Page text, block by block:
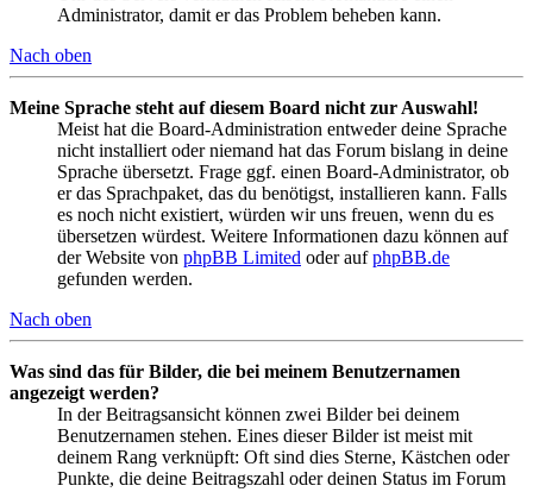
Administrator, damit er das Problem beheben kann.
Nach oben
Meine Sprache steht auf diesem Board nicht zur Auswahl!
Meist hat die Board-Administration entweder deine Sprache
nicht installiert oder niemand hat das Forum bislang in deine
Sprache übersetzt. Frage ggf. einen Board-Administrator, ob
er das Sprachpaket, das du benötigst, installieren kann. Falls
es noch nicht existiert, würden wir uns freuen, wenn du es
übersetzen würdest. Weitere Informationen dazu können auf
der Website von phpBB Limited oder aufphpBB.de
gefunden werden.
Nach oben
Was sind das für Bilder, die bei meinem Benutzernamen
angezeigt werden?
In der Beitragsansicht können zwei Bilder bei deinem
Benutzernamen stehen. Eines dieser Bilder ist meist mit
deinem Rang verknüpft: Oft sind dies Sterne, Kästchen oder
Punkte, die deine Beitragszahl oder deinen Status im Forum